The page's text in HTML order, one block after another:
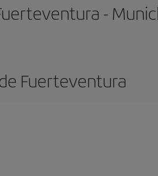
-
Fuerteventura